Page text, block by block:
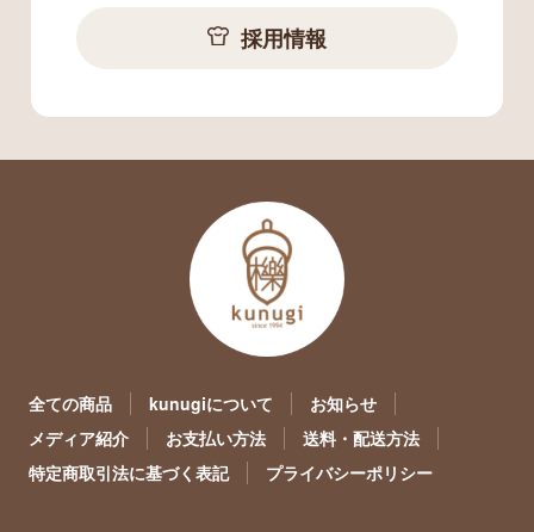
採用情報
全ての商品 kunugiについて
お知らせ
メディア紹介
お支払い方法
送料・配送方法
特定商取引法に基づく表記
プライバシーポリシー